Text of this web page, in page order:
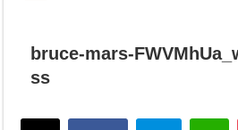
bruce-mars-
ss